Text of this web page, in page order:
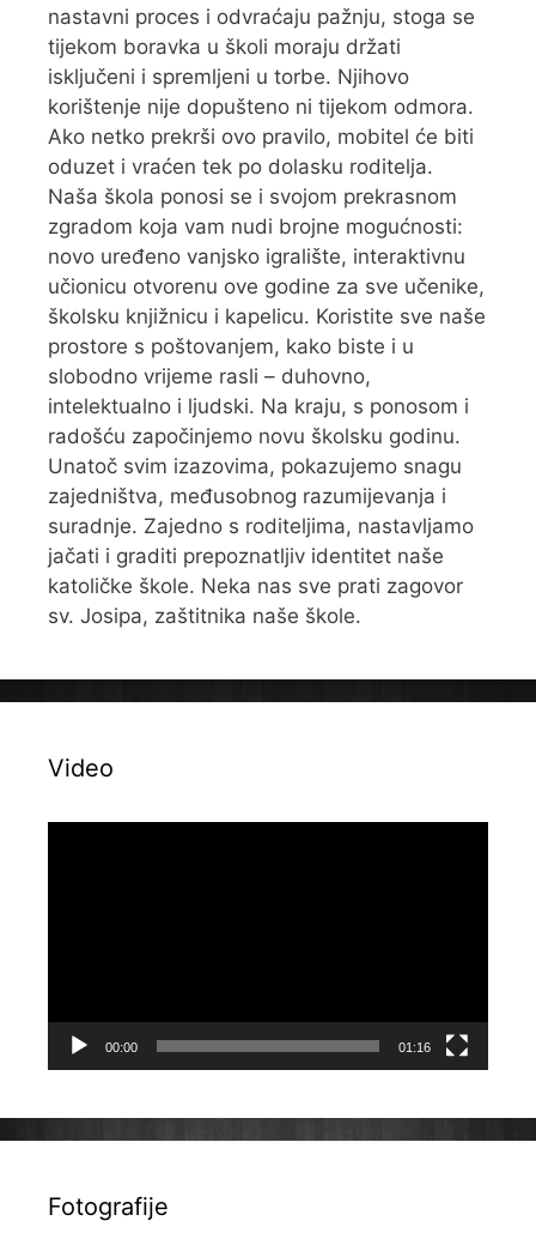
nastavni proces i odvraćaju pažnju, stoga se
tijekom boravka u školi moraju držati
isključeni i spremljeni u torbe. Njihovo
korištenje nije dopušteno ni tijekom odmora.
Ako netko prekrši ovo pravilo, mobitel će biti
oduzet i vraćen tek po dolasku roditelja.
Naša škola ponosi se i svojom prekrasnom
zgradom koja vam nudi brojne mogućnosti:
novo uređeno vanjsko igralište, interaktivnu
učionicu otvorenu ove godine za sve učenike,
školsku knjižnicu i kapelicu. Koristite sve naše
prostore s poštovanjem, kako biste i u
slobodno vrijeme rasli – duhovno,
intelektualno i ljudski. Na kraju, s ponosom i
radošću započinjemo novu školsku godinu.
Unatoč svim izazovima, pokazujemo snagu
zajedništva, međusobnog razumijevanja i
suradnje. Zajedno s roditeljima, nastavljamo
jačati i graditi prepoznatljiv identitet naše
katoličke škole. Neka nas sve prati zagovor
sv. Josipa, zaštitnika naše škole.
Video
00:00 01:16
Fotografije